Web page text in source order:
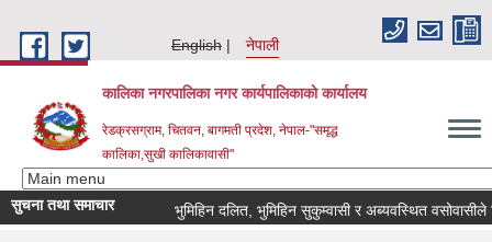
English
नेपाली
कालिका नगरपालिका नगर कार्यपालिकाकाे कार्यालय
रेडक्रसग्राम, चितवन, बागमती प्रदेश, नेपाल-"समृद्ध
कालिका,सुखी कालिकावासी"
सुचना तथा समाचार भुमिहिन दलित, भुमिहिन सुकुम्वासी र अब्यवस्थित वसोवासीले